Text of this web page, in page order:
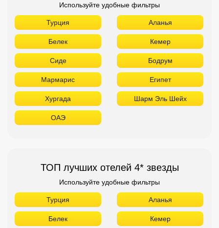
Используйте удобные фильтры
Турция Аланья
Белек Кемер
Сиде Бодрум
Мармарис Египет
Хургада Шарм Эль Шейх
ОАЭ
ТОП лучших отелей 4* звезды
Используйте удобные фильтры
Турция Аланья
Белек Кемер